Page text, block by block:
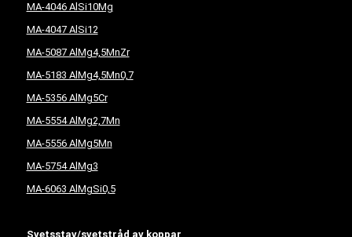
MA-4046 AlSi10Mg
MA-4047 AlSi12
MA-5087 AlMg4,5MnZr
MA-5183 AlMg4,5Mn0,7
MA-5356 AlMg5Cr
MA-5554 AlMg2,7Mn
MA-5556 AlMg5Mn
MA-5754 AlMg3
MA-6063 AlMgSi0,5
Svetsstav/svetstråd av koppar